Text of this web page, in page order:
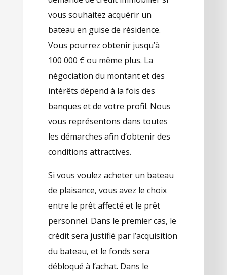
vous souhaitez acquérir un
bateau en guise de résidence.
Vous pourrez obtenir jusqu’à
100 000 € ou même plus. La
négociation du montant et des
intérêts dépend à la fois des
banques et de votre profil. Nous
vous représentons dans toutes
les démarches afin d’obtenir des
conditions attractives.
Si vous voulez acheter un bateau
de plaisance, vous avez le choix
entre le prêt affecté et le prêt
personnel. Dans le premier cas, le
crédit sera justifié par l’acquisition
du bateau, et le fonds sera
débloqué à l’achat. Dans le